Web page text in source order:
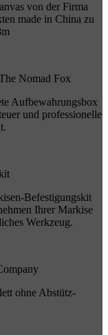
von der Firma
made in China zu
Nomad Fox
Aufbewahrungsbox
und professionelle
Befestigungskit
Ihrer Markise
Werkzeug.
ohne Abstütz-